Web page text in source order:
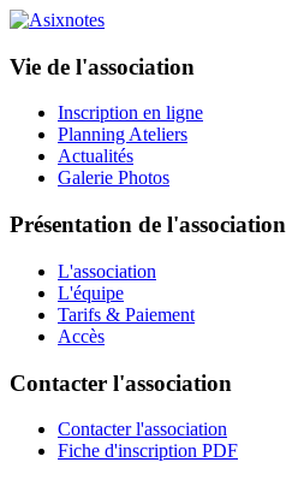
Vie de l'association
Inscription en ligne
Planning Ateliers
Actualités
Galerie Photos
Présentation de l'association
L'association
L'équipe
Tarifs & Paiement
Accès
Contacter l'association
Contacter l'association
Fiche d'inscription PDF